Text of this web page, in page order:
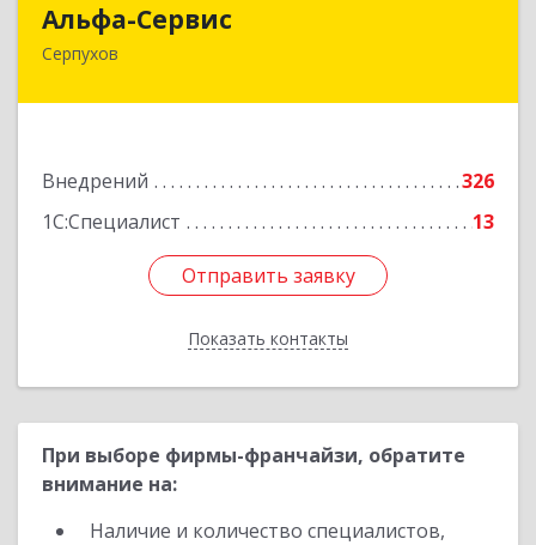
Альфа-Сервис
Серпухов
Внедрений
326
1С:Специалист
13
Отправить заявку
Показать контакты
Отправить заявку
Назад
При выборе фирмы-франчайзи, обратите
внимание на:
Наличие и количество специалистов,